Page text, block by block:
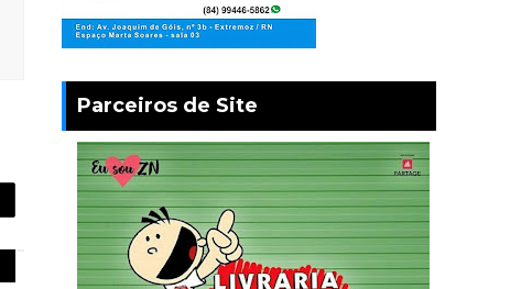
Parceiros de Site